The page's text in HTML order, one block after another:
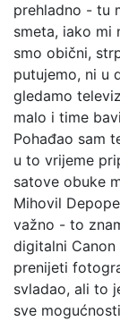
prehladno - tu
smeta, iako mi
smo obični,
putujemo, ni u
gledamo
malo i time
Pohađao sam
u to vrijeme
satove obuke
Mihovil
važno - to
digitalni
prenijeti
svladao, ali to
sve